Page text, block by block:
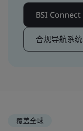
BSI Connect
合规导航系统
覆盖全球